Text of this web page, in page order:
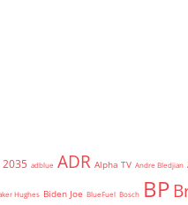
2035 adblue ADR Alpha TV Andre Bledjian
Hughes Biden Joe BlueFuel Bosch BP